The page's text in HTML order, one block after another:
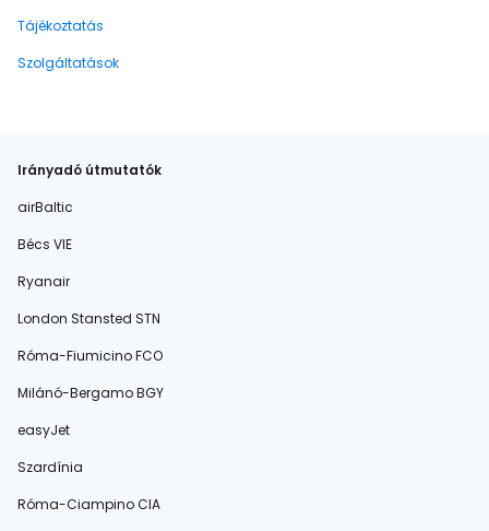
Tájékoztatás
Szolgáltatások
Irányadó útmutatók
airBaltic
Bécs VIE
Ryanair
London Stansted STN
Róma-Fiumicino FCO
Milánó-Bergamo BGY
easyJet
Szardínia
Róma-Ciampino CIA